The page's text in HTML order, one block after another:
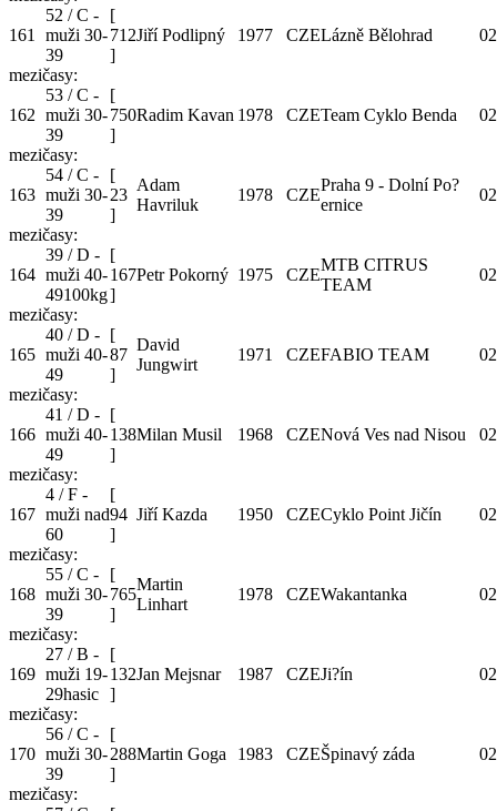
161
52 / C -
muži 30-
39
[
712
]
Jiří Podlipný 1977 CZELázně Bělohrad
mezičasy:
162
53 / C -
muži 30-
39
[
750
]
Radim Kavan 1978 CZETeam Cyklo Benda
mezičasy:
163
54 / C -
muži 30-
39
[
23
]
Adam
Havriluk
1978 CZE
Praha 9 - Dolní Po?
ernice
mezičasy:
164
39 / D -
muži 40-
49100kg
[
167
]
Petr Pokorný 1975 CZE
MTB CITRUS
TEAM
mezičasy:
165
40 / D -
muži 40-
49
[
87
]
David
Jungwirt
1971 CZEFABIO TEAM
mezičasy:
166
41 / D -
muži 40-
49
[
138
]
Milan Musil 1968 CZENová Ves nad Nisou
mezičasy:
167
4 / F -
muži nad
60
[
94
]
Jiří Kazda 1950 CZECyklo Point Jičín
mezičasy:
168
55 / C -
muži 30-
39
[
765
]
Martin
Linhart
1978 CZEWakantanka
mezičasy:
169
27 / B -
muži 19-
29hasic
[
132
]
Jan Mejsnar 1987 CZEJi?ín
mezičasy:
170
56 / C -
muži 30-
39
[
288
]
Martin Goga 1983 CZEŠpinavý záda
mezičasy: